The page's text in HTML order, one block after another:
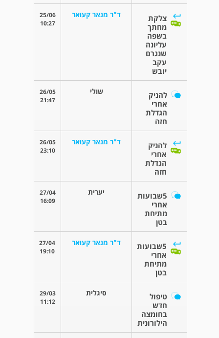
צלקת
מחתך
בשפה
עליונה
שנגרם
עקב
יובש
ד"ר מנאר קעואר
25/06
10:27
להניק
אחרי
הגדלת
חזה
שולי
26/05
21:47
להניק
אחרי
הגדלת
חזה
ד"ר מנאר קעואר
26/05
23:10
5שבועות
אחרי
מתיחת
בטן
יערית
27/04
16:09
5שבועות
אחרי
מתיחת
בטן
ד"ר מנאר קעואר
27/04
19:10
טיפול
חדש
בחומצה
הילורונית
סיגלית
29/03
11:12